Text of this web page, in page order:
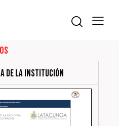
DE LA INSTITUCIÓN